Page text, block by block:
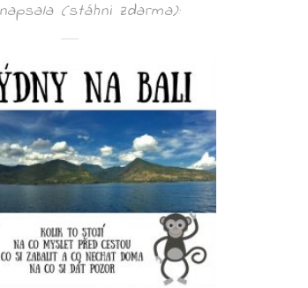
(stáhni zdarma):